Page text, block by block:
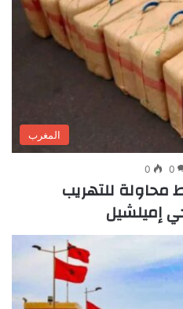
المغرب
0
0
للتهريب
إميلشيل